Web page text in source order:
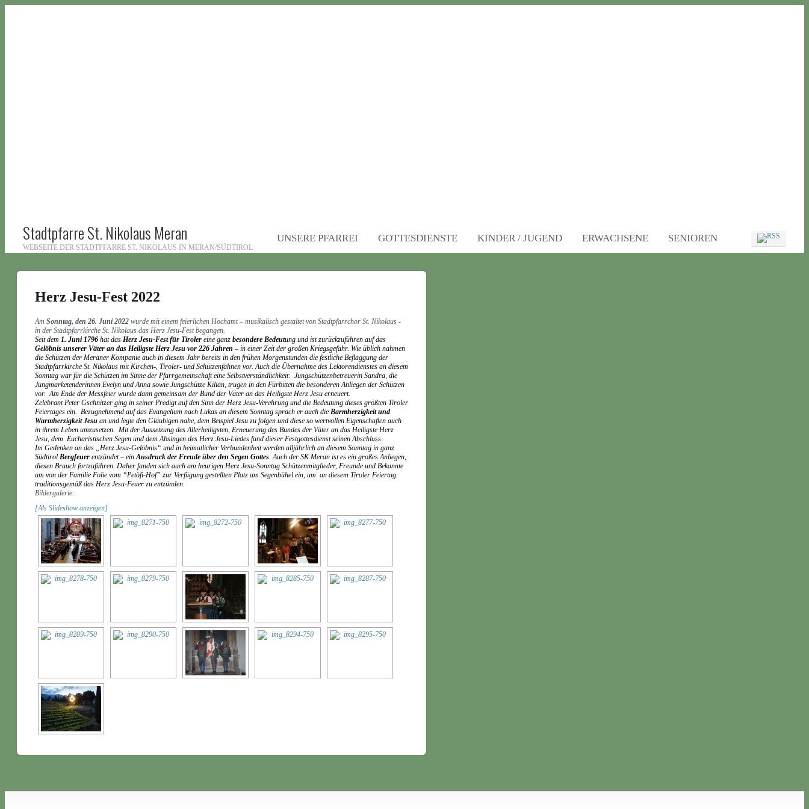
Stadtpfarre St. Nikolaus Meran
WEBSEITE DER STADTPFARRE ST. NIKOLAUS IN MERAN/SÜDTIROL
UNSERE PFARREI GOTTESDIENSTE KINDER / JUGEND ERWACHSENE SENIOREN
Herz Jesu-Fest 2022
Am Sonntag, den 26. Juni 2022 wurde mit einem feierlichen Hochamt – musikalisch gestaltet von Stadtpfarrchor St. Nikolaus -
in der Stadtpfarrkirche St. Nikolaus das Herz Jesu-Fest begangen.
Seit dem 1. Juni 1796 hat das Herz Jesu-Fest für Tiroler eine ganz besondere Bedeutung und ist zurückzuführen auf das
Gelöbnis unserer Väter an das Heiligste Herz Jesu vor 226 Jahren – in einer Zeit der großen Kriegsgefahr. Wie üblich nahmen
die Schützen der Meraner Kompanie auch in diesem Jahr bereits in den frühen Morgenstunden die festliche Beflaggung der
Stadtpfarrkirche St. Nikolaus mit Kirchen-, Tiroler- und Schützenfahnen vor. Auch die Übernahme des Lektorendienstes an diesem
Sonntag war für die Schützen im Sinne der Pfarrgemeinschaft eine Selbstverständlichkeit: Jungschützenbetreuerin Sandra, die
Jungmarketenderinnen Evelyn und Anna sowie Jungschütze Kilian, trugen in den Fürbitten die besonderen Anliegen der Schützen
vor. Am Ende der Messfeier wurde dann gemeinsam der Bund der Väter an das Heiligste Herz Jesu erneuert.
Zelebrant Peter Gschnitzer ging in seiner Predigt auf den Sinn der Herz Jesu-Verehrung und die Bedeutung dieses größten Tiroler
Feiertages ein.
Bezugnehmend auf das Evangelium nach Lukas an diesem Sonntag sprach er auch die Barmherzigkeit und
Warmherzigkeit Jesu an und legte den Gläubigen nahe, dem Beispiel Jesu zu folgen und diese so wertvollen Eigenschaften auch
in ihrem Leben umzusetzen.
Mit der Aussetzung des Allerheiligsten, Erneuerung des Bundes der Väter an das Heiligste Herz
Jesu, dem Eucharistischen Segen und dem Absingen des Herz Jesu-Liedes fand dieser Festgottesdienst seinen Abschluss.
Im Gedenken an das „Herz Jesu-Gelöbnis“ und in heimatlicher Verbundenheit werden alljährlich an diesem Sonntag in ganz
Südtirol Bergfeuer entzündet – ein Ausdruck der Freude über den Segen Gottes . Auch der SK Meran ist es ein großes Anliegen,
diesen Brauch fortzuführen. Daher fanden sich auch am heurigen Herz Jesu-Sonntag Schützenmitglieder, Freunde und Bekannte
am von der Familie Folie vom “Petöfi-Hof” zur Verfügung gestellten Platz am Segenbühel ein, um an diesem Tiroler Feiertag
traditionsgemäß das Herz Jesu-Feuer zu entzünden.
Bildergalerie:
[Als Slideshow anzeigen]